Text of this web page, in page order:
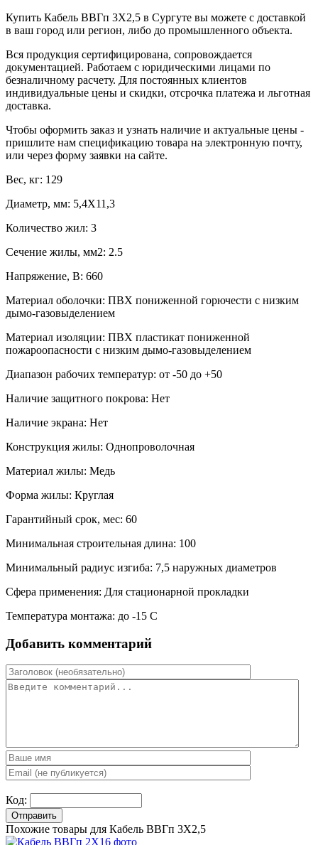
Купить Кабель ВВГп 3X2,5 в Сургуте вы можете с доставкой
в ваш город или регион, либо до промышленного объекта.
Вся продукция сертифицирована, сопровождается
документацией. Работаем с юридическими лицами по
безналичному расчету. Для постоянных клиентов
индивидуальные цены и скидки, отсрочка платежа и льготная
доставка.
Чтобы оформить заказ и узнать наличие и актуальные цены -
пришлите нам спецификацию товара на электронную почту,
или через форму заявки на сайте.
Вес, кг: 129
Диаметр, мм: 5,4X11,3
Количество жил: 3
Сечение жилы, мм2: 2.5
Напряжение, В: 660
Материал оболочки: ПВХ пониженной горючести с низким
дымо-газовыделением
Материал изоляции: ПВХ пластикат пониженной
пожароопасности с низким дымо-газовыделением
Диапазон рабочих температур: от -50 до +50
Наличие защитного покрова: Нет
Наличие экрана: Нет
Конструкция жилы: Однопроволочная
Материал жилы: Медь
Форма жилы: Круглая
Гарантийный срок, мес: 60
Минимальная строительная длина: 100
Минимальный радиус изгиба: 7,5 наружных диаметров
Сфера применения: Для стационарной прокладки
Температура монтажа: до -15 С
Добавить комментарий
Код:
Отправить
Похожие товары для Кабель ВВГп 3X2,5